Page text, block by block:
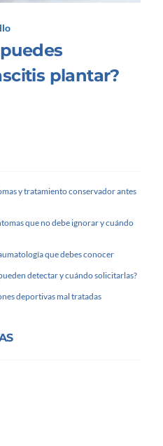
plantar?
y tratamiento conservador antes
que no debe ignorar y cuándo
que debes conocer
detectar y cuándo solicitarlas?
deportivas mal tratadas